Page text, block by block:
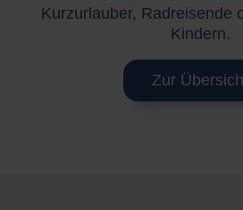
Kurzurlauber, Radreisende
Kindern.
Zur